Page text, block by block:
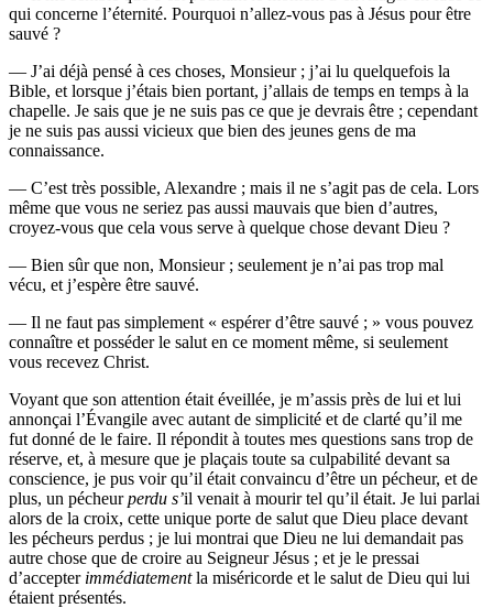
qui concerne l’éternité. Pourquoi n’allez-vous pas à Jésus pour être
sauvé ?
— J’ai déjà pensé à ces choses, Monsieur ; j’ai lu quelquefois la
Bible, et lorsque j’étais bien portant, j’allais de temps en temps à la
chapelle. Je sais que je ne suis pas ce que je devrais être ; cependant
je ne suis pas aussi vicieux que bien des jeunes gens de ma
connaissance.
— C’est très possible, Alexandre ; mais il ne s’agit pas de cela. Lors
même que vous ne seriez pas aussi mauvais que bien d’autres,
croyez-vous que cela vous serve à quelque chose devant Dieu ?
— Bien sûr que non, Monsieur ; seulement je n’ai pas trop mal
vécu, et j’espère être sauvé.
— Il ne faut pas simplement « espérer d’être sauvé ; » vous pouvez
connaître et posséder le salut en ce moment même, si seulement
vous recevez Christ.
Voyant que son attention était éveillée, je m’assis près de lui et lui
annonçai l’Évangile avec autant de simplicité et de clarté qu’il me
fut donné de le faire. Il répondit à toutes mes questions sans trop de
réserve, et, à mesure que je plaçais toute sa culpabilité devant sa
conscience, je pus voir qu’il était convaincu d’être un pécheur, et de
plus, un pécheurperdu s’il venait à mourir tel qu’il était. Je lui parlai
alors de la croix, cette unique porte de salut que Dieu place devant
les pécheurs perdus ; je lui montrai que Dieu ne lui demandait pas
autre chose que de croire au Seigneur Jésus ; et je le pressai
d’accepter immédiatementla miséricorde et le salut de Dieu qui lui
étaient présentés.